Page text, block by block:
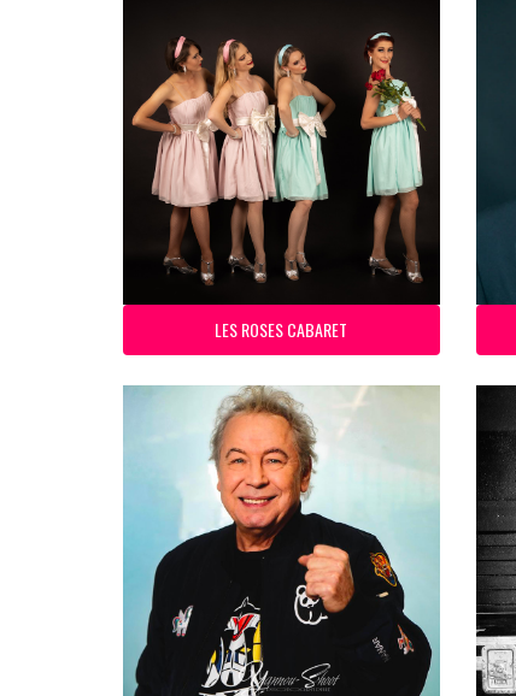
LES ROSES CABARET